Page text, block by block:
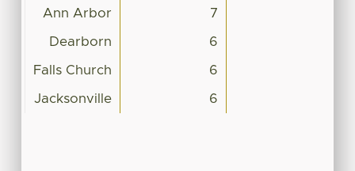
Ann Arbor 7
Dearborn 6
Falls Church 6
Jacksonville 6